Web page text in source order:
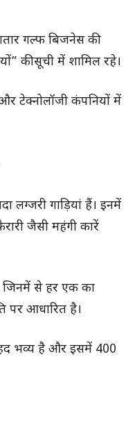
गल्फ बिजनेस की
की सूची में शामिल रहे।
टेक्नोलॉजी कंपनियों में
लग्जरी गाड़ियां हैं। इनमें
जैसी महंगी कारें
से हर एक का
पर आधारित है।
भव्य है और इसमें 400